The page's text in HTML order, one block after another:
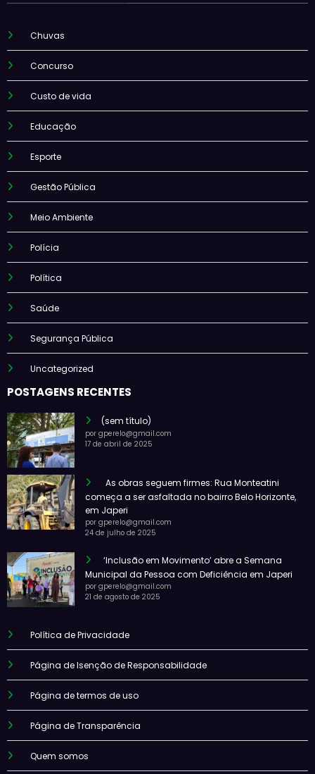
Chuvas
Concurso
Custo de vida
Educação
Esporte
Gestão Pública
Meio Ambiente
Polícia
Política
Saúde
Segurança Pública
Uncategorized
POSTAGENS RECENTES
(sem título)
por gperelo@gmail.com
17 de abril de 2025
As obras seguem firmes: Rua Monteatini
começa a ser asfaltada no bairro Belo Horizonte,
em Japeri
por gperelo@gmail.com
24 de julho de 2025
‘Inclusão em Movimento’ abre a Semana
Municipal da Pessoa com Deficiência em Japeri
por gperelo@gmail.com
21 de agosto de 2025
Política de Privacidade
Página de Isenção de Responsabilidade
Página de termos de uso
Página de Transparência
Quem somos